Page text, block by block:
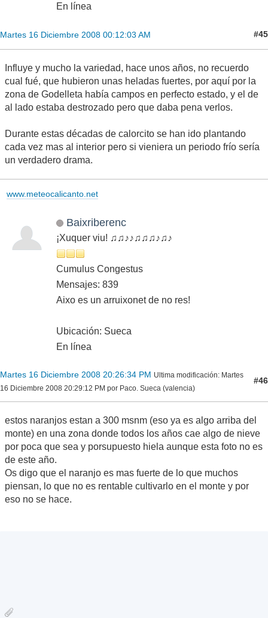
En línea
Martes 16 Diciembre 2008 00:12:03 AM #45
Influye y mucho la variedad, hace unos años, no recuerdo
cual fué, que hubieron unas heladas fuertes, por aquí por la
zona de Godelleta había campos en perfecto estado, y el de
al lado estaba destrozado pero que daba pena verlos.
Durante estas décadas de calorcito se han ido plantando
cada vez mas al interior pero si vieniera un periodo frío sería
un verdadero drama.
www.meteocalicanto.net
Baixriberenc
¡Xuquer viu! ♫♫♪♪♫♫♫♪♫♪
Cumulus Congestus
Mensajes: 839
Aixo es un arruixonet de no res!
Ubicación: Sueca
En línea
Martes 16 Diciembre 2008 20:26:34 PM Ultima modificación: Martes
16 Diciembre 2008 20:29:12 PM por Paco. Sueca (valencia)
#46
estos naranjos estan a 300 msnm (eso ya es algo arriba del
monte) en una zona donde todos los años cae algo de nieve
por poca que sea y porsupuesto hiela aunque esta foto no es
de este año.
Os digo que el naranjo es mas fuerte de lo que muchos
piensan, lo que no es rentable cultivarlo en el monte y por
eso no se hace.